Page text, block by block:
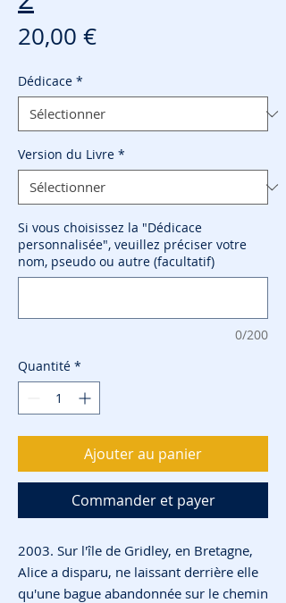
20,00 €Prix
Dédicace *
Version du Livre *
Si vous choisissez la "Dédicace
personnalisée", veuillez préciser votre
nom, pseudo ou autre (facultatif)
0/200
Quantité *
Ajouter au panier
Commander et payer
2003. Sur l'île de Gridley, en Bretagne,
Alice a disparu, ne laissant derrière elle
qu'une bague abandonnée sur le chemin